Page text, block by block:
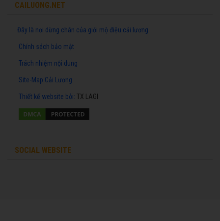
CAILUONG.NET
Đây là nơi dừng chân của giới mộ điệu cải lương
Chính sách bảo mật
Trách nhiệm nội dung
Site-Map Cải Lương
Thiết kế website bởi: TX LAGI
SOCIAL WEBSITE